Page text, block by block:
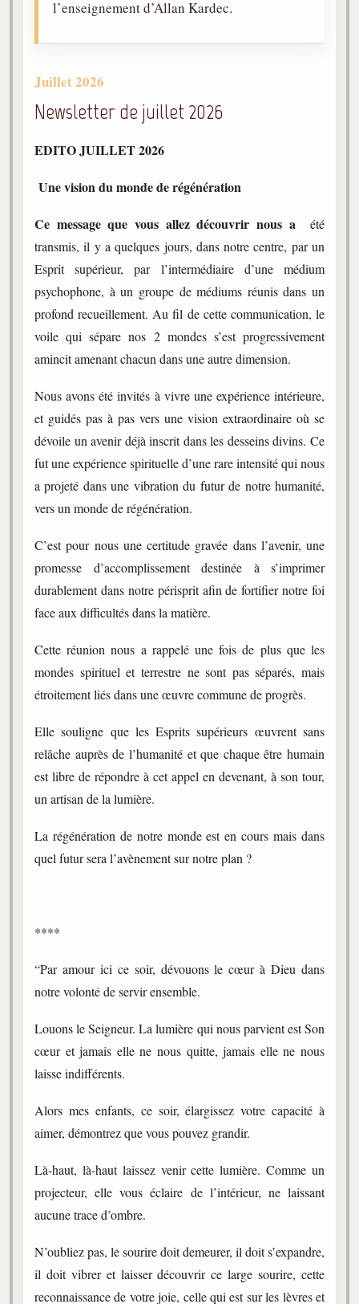
Bibliothèque spirite
Journal trimestriel
trimestrielles
Sujets du mois
Citations
Enregistrements
Diaporamas
Powerpoints
Cours dispensés au Centre
Posez-nous des questions
Consultez les réponses
Posez votre question
Galerie
Galerie photos
Vidéoscope
Filmothèque
Les Illustrés
Vidéos courtes de Divaldo
Liens spirites
l’enseignement d’Allan Kardec.
Juillet 2026
Newsletter de juillet 2026
EDITO JUILLET 2026
Une vision du monde de régénération
Ce message que vous allez découvrir nous a
été
transmis, il y a quelques jours, dans notre centre, par un
Esprit supérieur, par l’intermédiaire d’une médium
psychophone, à un groupe de médiums réunis dans un
profond recueillement. Au fil de cette communication, le
voile qui sépare nos 2 mondes s’est progressivement
amincit amenant chacun dans une autre dimension.
Nous avons été invités à vivre une expérience intérieure,
et guidés pas à pas vers une vision extraordinaire où se
dévoile un avenir déjà inscrit dans les desseins divins. Ce
fut une expérience spirituelle d’une rare intensité qui nous
a projeté dans une vibration du futur de notre humanité,
vers un monde de régénération.
C’est pour nous une certitude gravée dans l’avenir, une
promesse d’accomplissement destinée à s’imprimer
durablement dans notre périsprit afin de fortifier notre foi
face aux difficultés dans la matière.
Cette réunion nous a rappelé une fois de plus que les
mondes spirituel et terrestre ne sont pas séparés, mais
étroitement liés dans une œuvre commune de progrès.
Elle souligne que les Esprits supérieurs œuvrent sans
relâche auprès de l’humanité et que chaque être humain
est libre de répondre à cet appel en devenant, à son tour,
un artisan de la lumière.
La régénération de notre monde est en cours mais dans
quel futur sera l’avènement sur notre plan ?
****
“Par amour ici ce soir, dévouons le cœur à Dieu dans
notre volonté de servir ensemble.
Louons le Seigneur. La lumière qui nous parvient est Son
cœur et jamais elle ne nous quitte, jamais elle ne nous
laisse indifférents.
Alors mes enfants, ce soir, élargissez votre capacité à
aimer, démontrez que vous pouvez grandir.
Là-haut, là-haut laissez venir cette lumière. Comme un
projecteur, elle vous éclaire de l’intérieur, ne laissant
aucune trace d’ombre.
N’oubliez pas, le sourire doit demeurer, il doit s’expandre,
il doit vibrer et laisser découvrir ce large sourire, cette
reconnaissance de votre joie, celle qui est sur les lèvres et